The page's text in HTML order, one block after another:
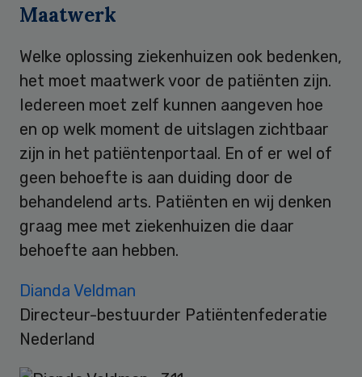
Maatwerk
Welke oplossing ziekenhuizen ook bedenken,
het moet maatwerk voor de patiënten zijn.
Iedereen moet zelf kunnen aangeven hoe
en op welk moment de uitslagen zichtbaar
zijn in het patiëntenportaal. En of er wel of
geen behoefte is aan duiding door de
behandelend arts. Patiënten en wij denken
graag mee met ziekenhuizen die daar
behoefte aan hebben.
Dianda Veldman
Directeur-bestuurder Patiëntenfederatie
Nederland